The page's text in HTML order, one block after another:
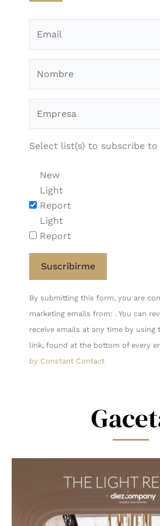
Select list(s) to subscribe to
New
Light
Report
Light
Report
Constant
Contact
Use.
Please
leave
By submitting this form, you are
marketing emails from: . You can
receive emails at any time by using
link, found at the bottom of every
by Constant Contact